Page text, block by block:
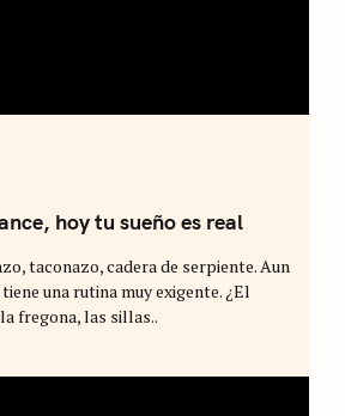
hoy tu sueño es real
taconazo, cadera de serpiente. Aun
una rutina muy exigente. ¿El
fregona, las sillas..